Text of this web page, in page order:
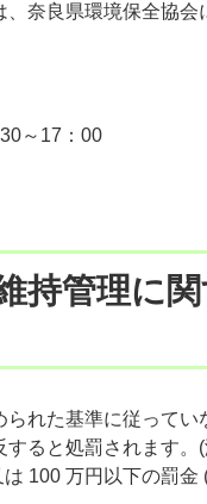
奈良県環境保全協会
～17：00
持管理に
られた基準に従って
ると処罰されます。
100 万円以下の罰金